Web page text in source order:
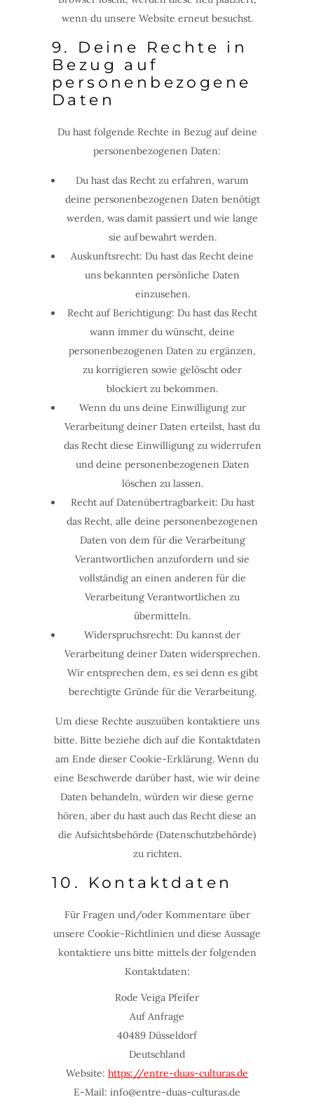
wenn du unsere Website erneut besuchst.
9. Deine Rechte in
Bezug auf
personenbezogene
Daten
Du hast folgende Rechte in Bezug auf deine
personenbezogenen Daten:
Du hast das Recht zu erfahren, warum
deine personenbezogenen Daten benötigt
werden, was damit passiert und wie lange
sie aufbewahrt werden.
Auskunftsrecht: Du hast das Recht deine
uns bekannten persönliche Daten
einzusehen.
Recht auf Berichtigung: Du hast das Recht
wann immer du wünscht, deine
personenbezogenen Daten zu ergänzen,
zu korrigieren sowie gelöscht oder
blockiert zu bekommen.
Wenn du uns deine Einwilligung zur
Verarbeitung deiner Daten erteilst, hast du
das Recht diese Einwilligung zu widerrufen
und deine personenbezogenen Daten
löschen zu lassen.
Recht auf Datenübertragbarkeit: Du hast
das Recht, alle deine personenbezogenen
Daten von dem für die Verarbeitung
Verantwortlichen anzufordern und sie
vollständig an einen anderen für die
Verarbeitung Verantwortlichen zu
übermitteln.
Widerspruchsrecht: Du kannst der
Verarbeitung deiner Daten widersprechen.
Wir entsprechen dem, es sei denn es gibt
berechtigte Gründe für die Verarbeitung.
Um diese Rechte auszuüben kontaktiere uns
bitte. Bitte beziehe dich auf die Kontaktdaten
am Ende dieser Cookie-Erklärung. Wenn du
eine Beschwerde darüber hast, wie wir deine
Daten behandeln, würden wir diese gerne
hören, aber du hast auch das Recht diese an
die Aufsichtsbehörde (Datenschutzbehörde)
zu richten.
10. Kontaktdaten
Für Fragen und/oder Kommentare über
unsere Cookie-Richtlinien und diese Aussage
kontaktiere uns bitte mittels der folgenden
Kontaktdaten:
Rode Veiga Pfeifer
Auf Anfrage
40489 Düsseldorf
Deutschland
Website: https://entre-duas-culturas.de
E-Mail: info@entre-duas-culturas.de